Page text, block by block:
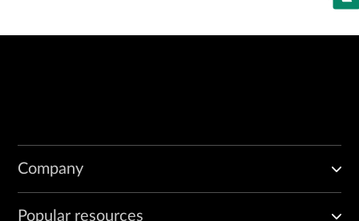
Company
Popular resources